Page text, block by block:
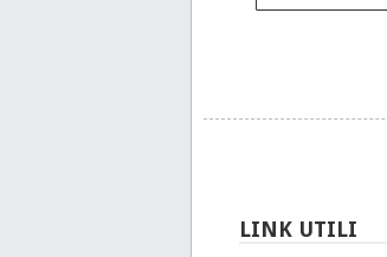
LINK UTILI